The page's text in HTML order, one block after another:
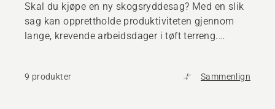
Skal du kjøpe en ny skogsryddesag? Med en slik
sag kan opprettholde produktiviteten gjennom
lange, krevende arbeidsdager i tøft terreng.
9 produkter Sammenlign